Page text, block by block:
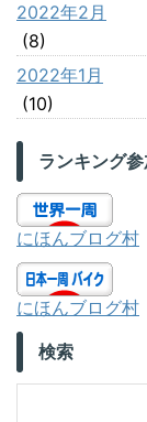
2022年2月
(8)
2022年1月
(10)
ランキング
にほんブログ村
にほんブログ村
検索